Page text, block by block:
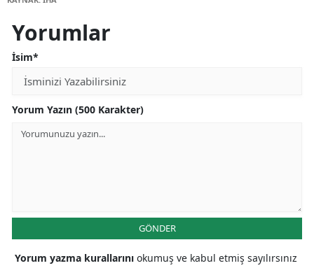
Yorumlar
İsim*
Yorum Yazın (500 Karakter)
GÖNDER
Yorum yazma kurallarını okumuş ve kabul etmiş sayılırsınız